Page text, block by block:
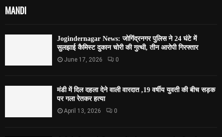
MANDI
Jogindernagar News: जोगिंद्रनगर पुलिस ने 24 घंटे में
सुलझाई कैमिस्ट दुकान चोरी की गुत्थी, तीन आरोपी गिरफ्तार
June 17, 2026 0
मंडी में दिल दहला देने वाली वारदात ,19 वर्षीय युवती की बीच सड़क
पर गला रेतकर हत्या
April 13, 2026 0